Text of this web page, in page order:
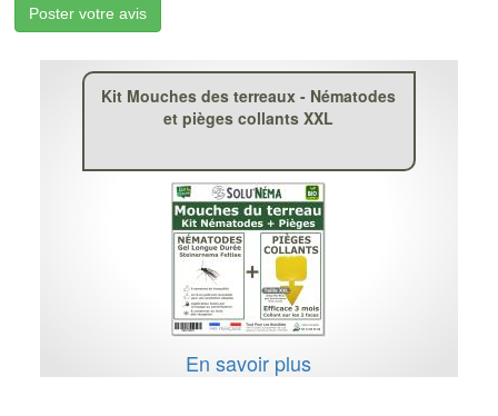
Poster votre avis
Kit Mouches des terreaux - Nématodes
et pièges collants XXL
En savoir plus